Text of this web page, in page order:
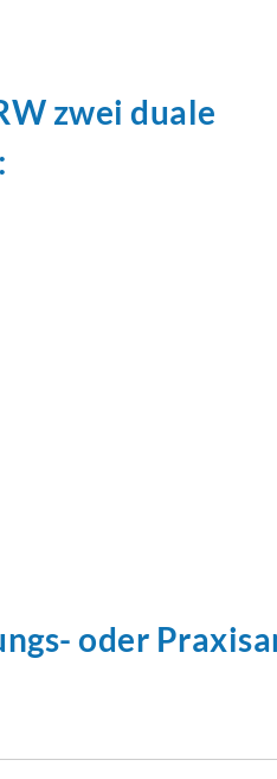
zwei duale
oder